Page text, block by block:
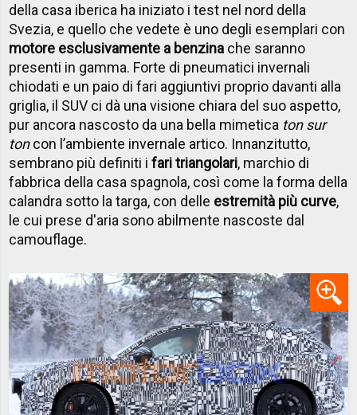
della casa iberica ha iniziato i test nel nord della
Svezia, e quello che vedete è uno degli esemplari con
motore esclusivamente a benzina che saranno
presenti in gamma. Forte di pneumatici invernali
chiodati e un paio di fari aggiuntivi proprio davanti alla
griglia, il SUV ci dà una visione chiara del suo aspetto,
pur ancora nascosto da una bella mimetica ton sur
toncon l’ambiente invernale artico. Innanzitutto,
sembrano più definiti ifari triangolari, marchio di
fabbrica della casa spagnola, così come la forma della
calandra sotto la targa, con delle estremità più curve,
le cui prese d'aria sono abilmente nascoste dal
camouflage.